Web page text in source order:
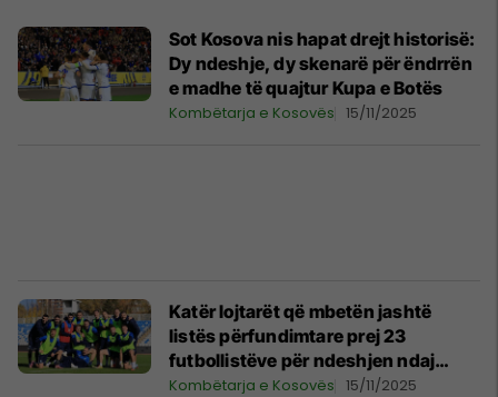
Sot Kosova nis hapat drejt historisë:
Dy ndeshje, dy skenarë për ëndrrën
e madhe të quajtur Kupa e Botës
Kombëtarja e Kosovës 15/11/2025
Katër lojtarët që mbetën jashtë
listës përfundimtare prej 23
futbollistëve për ndeshjen ndaj
Sllovenisë
Kombëtarja e Kosovës 15/11/2025